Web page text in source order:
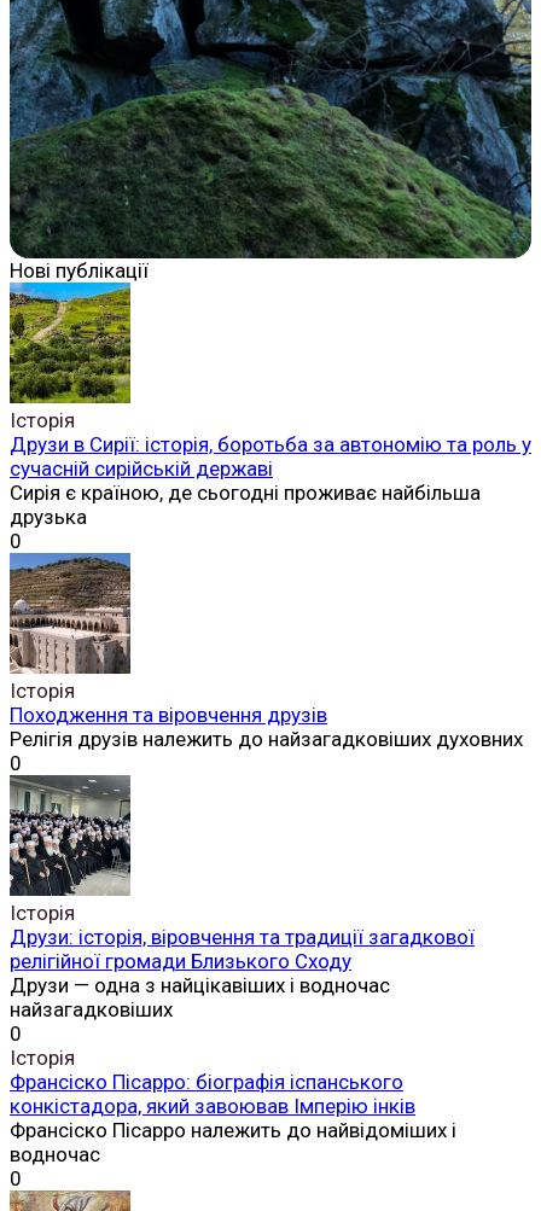
Нові публікації
Історія
Друзи в Сирії: історія, боротьба за автономію та роль у
сучасній сирійській державі
Сирія є країною, де сьогодні проживає найбільша
друзька
0
Історія
Походження та віровчення друзів
Релігія друзів належить до найзагадковіших духовних
0
Історія
Друзи: історія, віровчення та традиції загадкової
релігійної громади Близького Сходу
Друзи — одна з найцікавіших і водночас
найзагадковіших
0
Історія
Франсіско Пісарро: біографія іспанського
конкістадора, який завоював Імперію інків
Франсіско Пісарро належить до найвідоміших і
водночас
0